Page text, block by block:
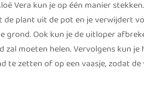
Vera kun je op één manier
de plant uit de pot en je verwijdert
grond. Ook kun je de uitloper
zal moeten helen. Vervolgens kun
te zetten of op een vaasje, zodat